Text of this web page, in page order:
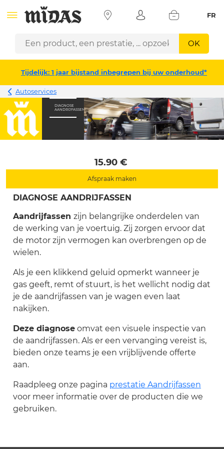
FR
OK
Tijdelijk: 1 jaar bijstand inbegrepen bij uw onderhoud*
Autoservices
DIAGNOSE
AANDRIJFASSEN
DIAGNOSE AANDRIJFASSEN
Aandrijfassen zijn belangrijke onderdelen van
de werking van je voertuig. Zij zorgen ervoor dat
de motor zijn vermogen kan overbrengen op de
wielen.
Als je een klikkend geluid opmerkt wanneer je
gas geeft, remt of stuurt, is het wellicht nodig dat
je de aandrijfassen van je wagen even laat
nakijken.
Deze diagnose omvat een visuele inspectie van
de aandrijfassen. Als er een vervanging vereist is,
bieden onze teams je een vrijblijvende offerte
aan.
Raadpleeg onze pagina prestatie Aandrijfassen
voor meer informatie over de producten die we
gebruiken.
15.90 €
Afspraak maken